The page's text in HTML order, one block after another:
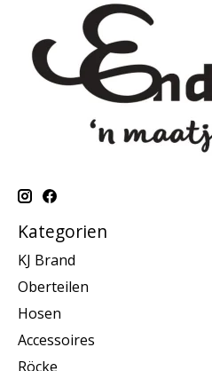
Kategorien
KJ Brand
Oberteilen
Hosen
Accessoires
Röcke